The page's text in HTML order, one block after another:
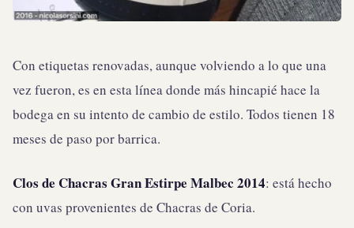
Con etiquetas renovadas, aunque volviendo a lo que una
vez fueron, es en esta línea donde más hincapié hace la
bodega en su intento de cambio de estilo. Todos tienen 18
meses de paso por barrica.
Clos de Chacras Gran Estirpe Malbec 2014: está hecho
con uvas provenientes de Chacras de Coria.